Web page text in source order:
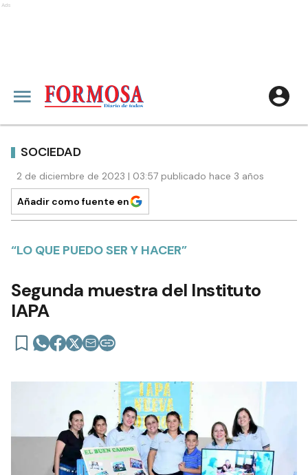
Ads
SOCIEDAD
2 de diciembre de 2023 | 03:57 publicado hace 3 años
Añadir como fuente en
“LO QUE PUEDO SER Y HACER”
Segunda muestra del Instituto
IAPA